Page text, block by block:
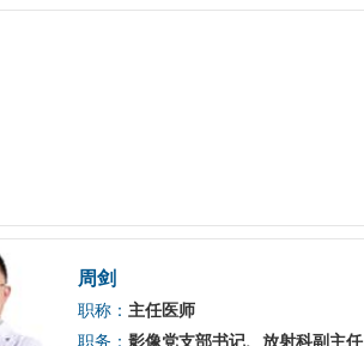
周剑
职称： 主任医师
职务： 影像党支部书记、放射科副主任